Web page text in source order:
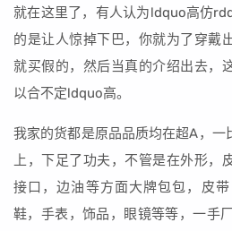
就在这里了，有人认为ldquo高仿
的是让人惊掉下巴，你就为了穿戴
就买假的，然后当真的介绍出去，
以合不定ldquo高。
我家的货都是原品品质均在超A，一
上，下足了功夫，不管是在外形，
接口，边油等方面大牌包包，皮
鞋，手表，饰品，眼镜等等，一手